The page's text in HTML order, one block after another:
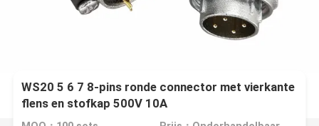
WS20 5 6 7 8-pins ronde connector met vierkante
flens en stofkap 500V 10A